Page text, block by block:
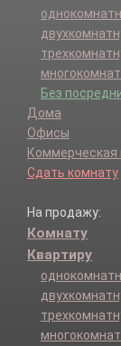
Без
Дома
Офисы
Сдать комнату
На продажу:
Комнату
Квартиру